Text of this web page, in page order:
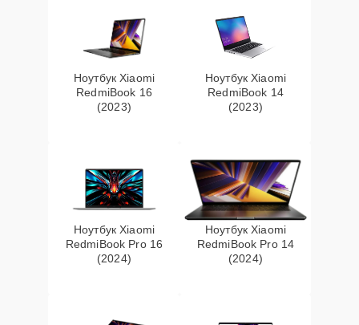
Ноутбук Xiaomi
RedmiBook 16
(2023)
Ноутбук Xiaomi
RedmiBook 14
(2023)
Ноутбук Xiaomi
RedmiBook Pro 16
(2024)
Ноутбук Xiaomi
RedmiBook Pro 14
(2024)